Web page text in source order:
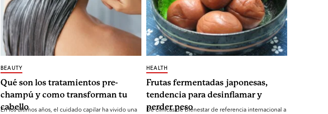
Qué son los tratamientos pre-
champú y como transforman tu
cabello
BEAUTY
En los últimos años, el cuidado capilar ha vivido una
Frutas fermentadas japonesas,
tendencia para desinflamar y
perder peso
HEALTH
De clínicas de bienestar de referencia internacional a